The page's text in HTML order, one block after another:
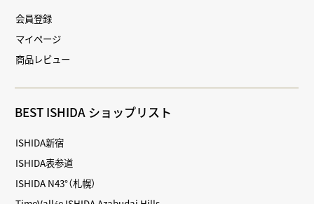
会員登録
マイページ
商品レビュー
BEST ISHIDA ショップリスト
ISHIDA新宿
ISHIDA表参道
ISHIDA N43°（札幌）